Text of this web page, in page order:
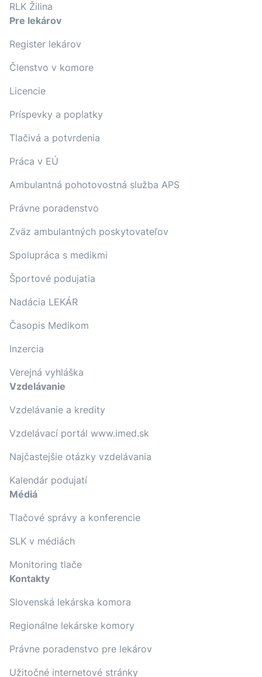
RLK Žilina
Pre lekárov
Register lekárov
Členstvo v komore
Licencie
Príspevky a poplatky
Tlačivá a potvrdenia
Práca v EÚ
Ambulantná pohotovostná služba APS
Právne poradenstvo
Zväz ambulantných poskytovateľov
Spolupráca s medikmi
Športové podujatia
Nadácia LEKÁR
Časopis Medikom
Inzercia
Verejná vyhláška
Vzdelávanie
Vzdelávanie a kredity
Vzdelávací portál www.imed.sk
Najčastejšie otázky vzdelávania
Kalendár podujatí
Médiá
Tlačové správy a konferencie
SLK v médiách
Monitoring tlače
Kontakty
Slovenská lekárska komora
Regionálne lekárske komory
Právne poradenstvo pre lekárov
Užitočné internetové stránky